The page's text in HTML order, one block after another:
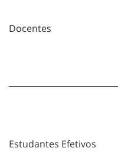
Docentes
Estudantes Efetivos